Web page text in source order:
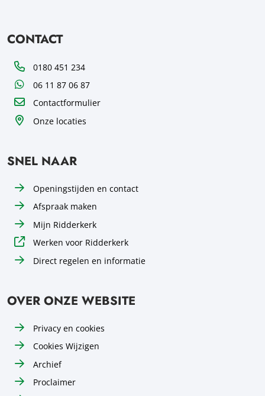
CONTACT
Telefoon0180 451 234
WhatsApp06 11 87 06 87
Contactformulier
Onze locaties
SNEL NAAR
Openingstijden en contact
Afspraak maken
Mijn Ridderkerk
Werken voor Ridderkerk
Direct regelen en informatie
OVER ONZE WEBSITE
Privacy en cookies
Cookies Wijzigen
Archief
Proclaimer